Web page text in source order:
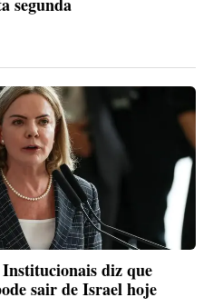
diz que
sair de Israel hoje